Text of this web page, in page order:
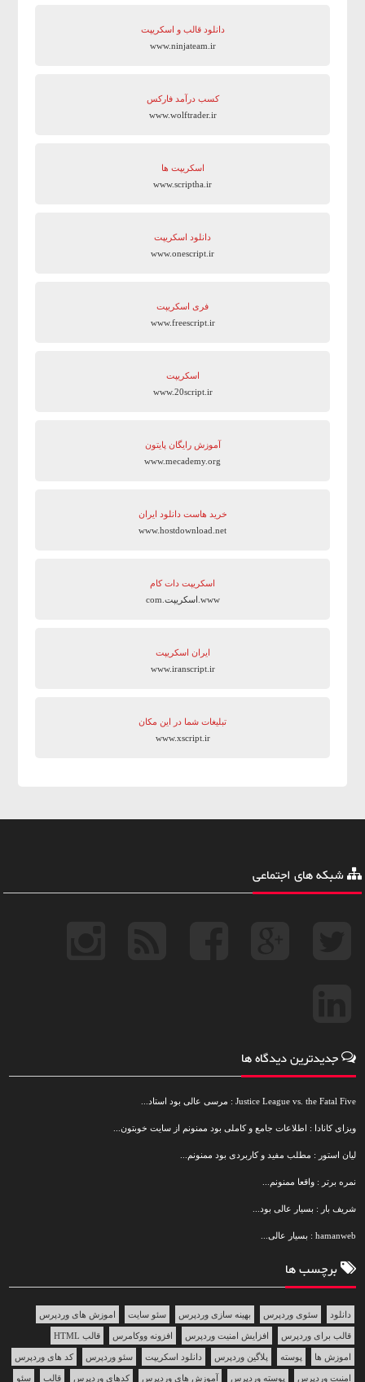
دانلود قالب و اسکریپت
www.ninjateam.ir
کسب درآمد فارکس
www.wolftrader.ir
اسکریپت ها
www.scriptha.ir
دانلود اسکریپت
www.onescript.ir
فری اسکریپت
www.freescript.ir
اسکریپت
www.20script.ir
آموزش رایگان پایتون
www.mecademy.org
خرید هاست دانلود ایران
www.hostdownload.net
اسکریپت دات کام
www.اسکریپت.com
ایران اسکریپت
www.iranscript.ir
تبلیغات شما در این مکان
www.xscript.ir
شبکه های اجتماعی
جدیدترین دیدگاه ها
Justice League vs. the Fatal Five : مرسی عالی بود استاد...
ویزای کانادا : اطلاعات جامع و کاملی بود ممنونم از سایت خوبتون...
لیان استور : مطلب مفید و کاربردی بود ممنونم...
نمره برتر : واقعا ممنونم...
شریف بار : بسیار عالی بود...
hamanweb : بسیار عالی...
برچسب ها
دانلود سئوی وردپرس بهینه سازی وردپرس سئو سایت اموزش های وردپرس
قالب برای وردپرس افزایش امنیت وردپرس افزونه ووکامرس قالب HTML
اموزش ها پوسته پلاگین وردپرس دانلود اسکریپت سئو وردپرس کد های وردپرس
امنیت وردپرس پوسته وردپرس آموزش های وردپرس کدهای وردپرس قالب سئو